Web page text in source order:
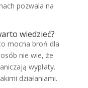
pozwala na
wiedzieć?
mocna broń dla
nie wie, że
wypłaty.
działaniami.